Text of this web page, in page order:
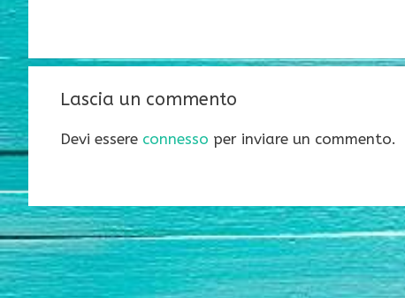
Lascia un commento
Devi essere connesso per inviare un commento.